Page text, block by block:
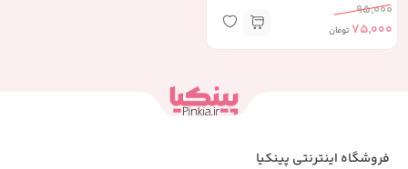
95,000
75,000 تومان
فروشگاه اینترنتی پینکیا